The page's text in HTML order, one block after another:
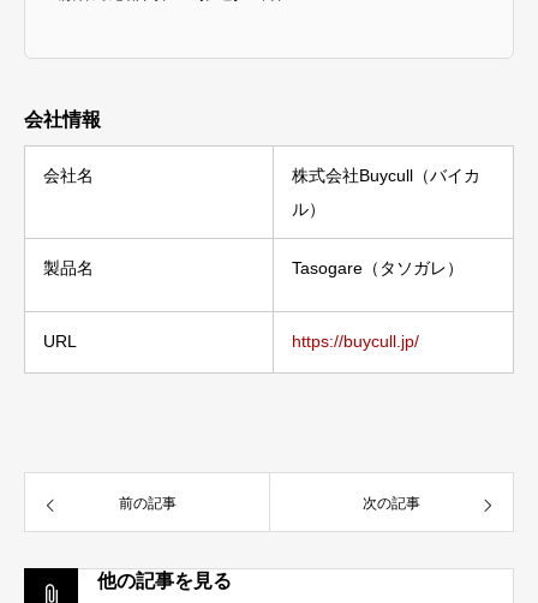
会社情報
会社名
株式会社Buycull（バイカ
ル）
製品名 Tasogare（タソガレ）
URL https://buycull.jp/
前の記事 次の記事
他の記事を見る